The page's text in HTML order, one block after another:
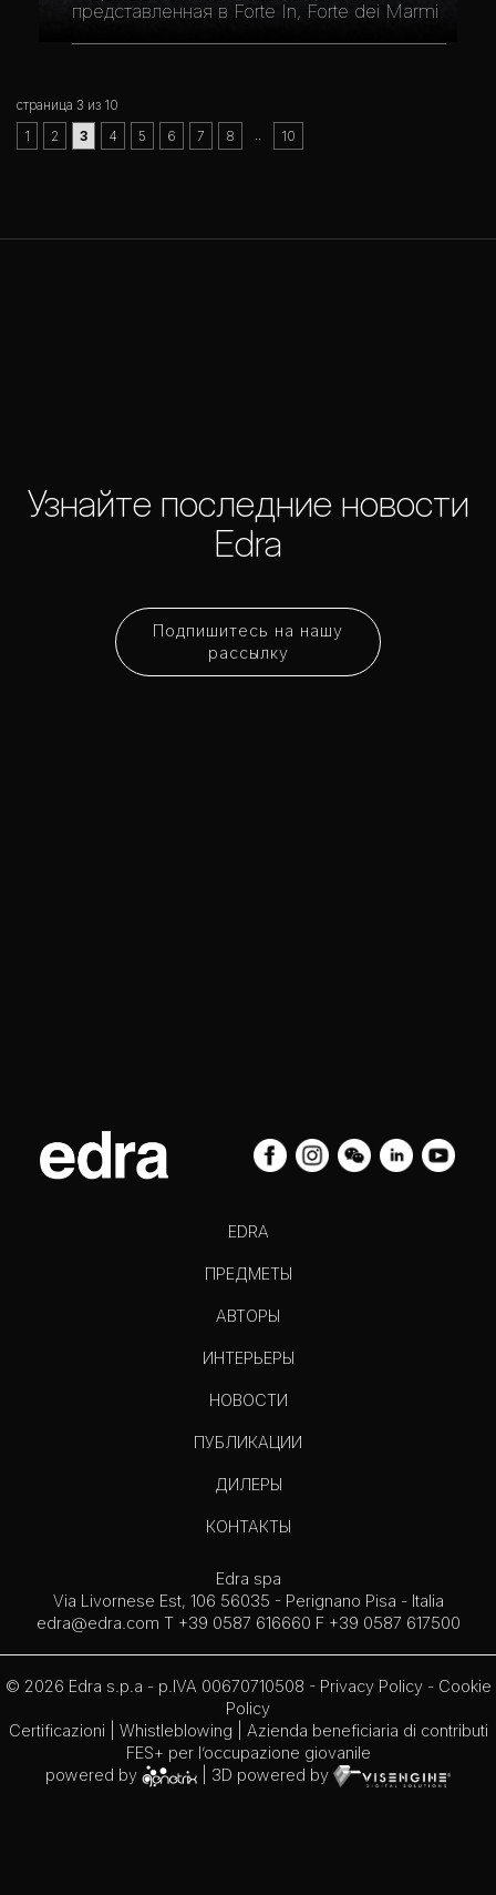
представленная в Forte In, Forte dei Marmi
страница 3 из 10
1
2 3 4 5 6 7 8 10
Подпишитесь на нашу
рассылку
Узнайте последние новости
Edra
EDRA
ПРЕДМЕТЫ
АВТОРЫ
ИНТЕРЬЕРЫ
НОВОСТИ
ПУБЛИКАЦИИ
ДИЛЕРЫ
КОНТАКТЫ
Edra spa
Via Livornese Est, 106 56035 - Perignano Pisa - Italia
edra@edra.com T +39 0587 616660 F +39 0587 617500
© 2026 Edra s.p.a - p.IVA 00670710508 - Privacy Policy- Cookie
Policy
Certificazioni
Whistleblowing | Azienda beneficiaria di contributi
FES+ per l’occupazione giovanile
powered by
| 3D powered by